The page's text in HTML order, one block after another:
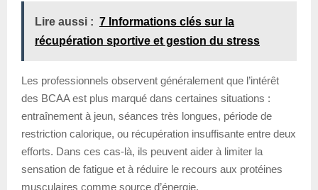
Lire aussi : 7 Informations clés sur la
récupération sportive et gestion du stress
Les professionnels observent généralement que l’intérêt
des BCAA est plus marqué dans certaines situations :
entraînement à jeun, séances très longues, période de
restriction calorique, ou récupération insuffisante entre deux
efforts. Dans ces cas-là, ils peuvent aider à limiter la
sensation de fatigue et à réduire le recours aux protéines
musculaires comme source d’énergie.